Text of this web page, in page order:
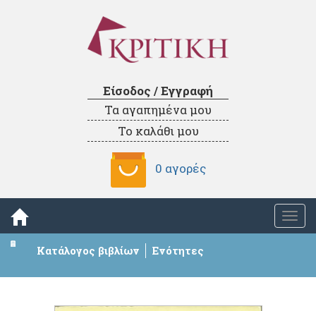
Είσοδος / Εγγραφή
Τα αγαπημένα μου
Το καλάθι μου
0 αγορές
Κατάλογος βιβλίων Ενότητες